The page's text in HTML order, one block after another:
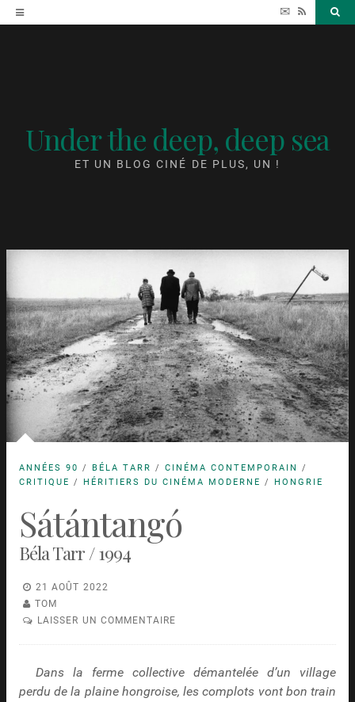
Accéder
au
✉ RSS
Under the deep, deep sea
ET UN BLOG CINÉ DE PLUS, UN !
ANNÉES 90 / BÉLA TARR / CINÉMA CONTEMPORAIN
/
CRITIQUE / HÉRITIERS DU CINÉMA MODERNE / HONGRIE
Sátántangó
Béla Tarr / 1994
21 AOÛT 2022
TOM
LAISSER UN COMMENTAIRE
Dans la ferme collective démantelée d’un village
perdu de la plaine hongroise, les complots vont bon train